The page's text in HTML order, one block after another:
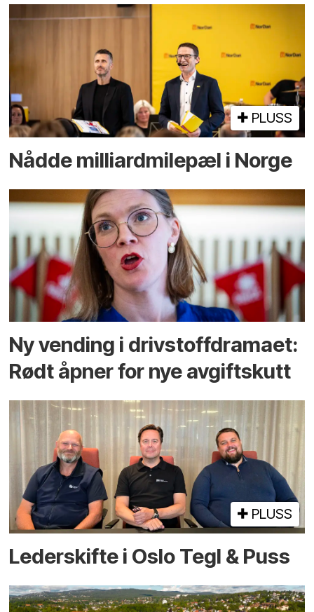
PLUSS
Nådde milliard­­milepæl i Norge
Ny vending i drivstoffdramaet:
Rødt åpner for nye avgiftskutt
PLUSS
Lederskifte i Oslo Tegl & Puss